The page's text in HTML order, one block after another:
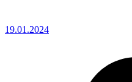
19.01.2024